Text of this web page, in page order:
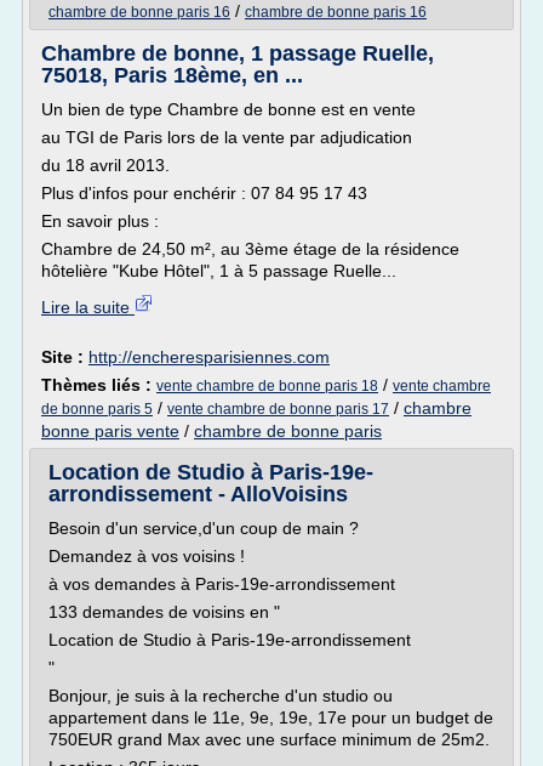
chambre de bonne paris 16 / chambre de bonne paris 16
Chambre de bonne, 1 passage Ruelle,
75018, Paris 18ème, en ...
Un bien de type Chambre de bonne est en vente
au TGI de Paris lors de la vente par adjudication
du 18 avril 2013.
Plus d'infos pour enchérir : 07 84 95 17 43
En savoir plus :
Chambre de 24,50 m², au 3ème étage de la résidence
hôtelière "Kube Hôtel", 1 à 5 passage Ruelle...
Lire la suite
Site : http://encheresparisiennes.com
Thèmes liés : vente chambre de bonne paris 18 / vente chambre
de bonne paris 5 / vente chambre de bonne paris 17 / chambre
bonne paris vente / chambre de bonne paris
Location de Studio à Paris-19e-
arrondissement - AlloVoisins
Besoin d'un service,d'un coup de main ?
Demandez à vos voisins !
à vos demandes à Paris-19e-arrondissement
133 demandes de voisins en "
Location de Studio à Paris-19e-arrondissement
"
Bonjour, je suis à la recherche d'un studio ou
appartement dans le 11e, 9e, 19e, 17e pour un budget de
750EUR grand Max avec une surface minimum de 25m2.